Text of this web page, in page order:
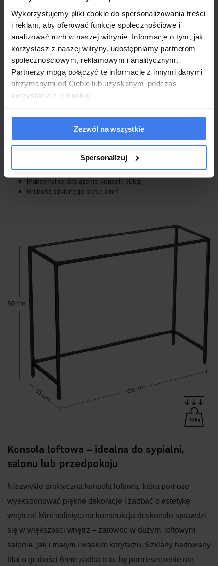
Wykorzystujemy pliki cookie do spersonalizowania treści
i reklam, aby oferować funkcje społecznościowe i
analizować ruch w naszej witrynie. Informacje o tym, jak
korzystasz z naszej witryny, udostępniamy partnerom
społecznościowym, reklamowym i analitycznym.
Partnerzy mogą połączyć te informacje z innymi danymi
otrzymanymi od Ciebie lub uzyskanymi podczas
korzystania z ich usług.
Zezwól na wszystkie
Spersonalizuj
Wykonanie
Niezwykle praktyczna i minimalistyczna konsola
Prostota, funkcjonalność i wysoka jakość to największe atuty
tego modelu
Idealna do salonu, sypialni, poczekalni, gabinetu lub
przedpokoju w stylu loftowym/industrialnym
Nowoczesne i stylowe wykończenie wpasuje się w niemal
każde wnętrze
Wykonana ze szkła hartowanego i trwałego metalu
Regulowane nóżki ułatwiające wypoziomowanie mebla
2-letnia gwarancja dla klientów będących konsumentami
Maksymalne obciążenie konsoli: 30kg
Grubość szklanego blatu: 6mm
Konsola loftowa – idealna do sypialni,
salonu lub przedpokoju
Niezwykle praktyczna konsola loftowa, która pomoże
wyeksponować piękne dekoracje i zadbać o estetykę
wnętrza! Minimalistyczna konstrukcja doskonale sprawdzi
się w większości wnętrz – zarówno w dużym, loftowym
salonie, jak i małym i wąskim korytarzu. Szklany hartowany
blat o grubości 6mm zadba o to, by pomieszczenie nie